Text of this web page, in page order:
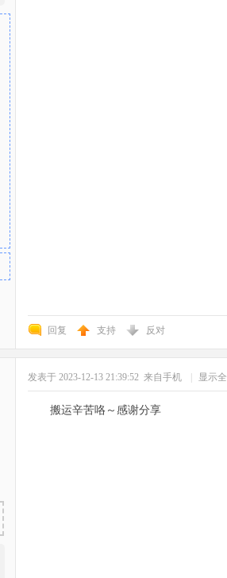
回复 支持 反对
发表于 2023-12-13 21:39:52 来自手机 显示
搬运辛苦咯～感谢分享